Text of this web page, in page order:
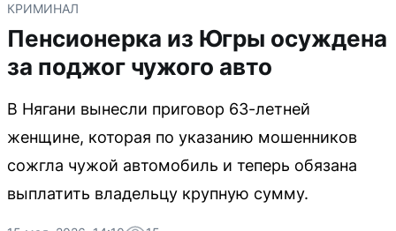
КРИМИНАЛ
Пенсионерка из Югры осуждена
за поджог чужого авто
В Нягани вынесли приговор 63-летней
женщине, которая по указанию мошенников
сожгла чужой автомобиль и теперь обязана
выплатить владельцу крупную сумму.